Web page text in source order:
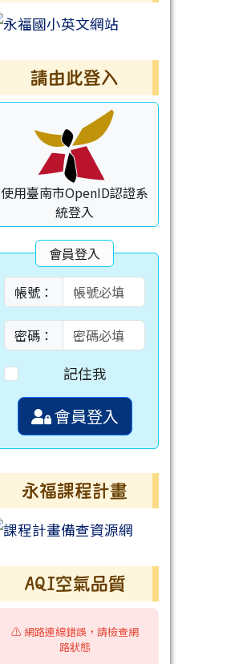
請由此登入
使用臺南市OpenID認證系
統登入
會員登入
帳號：
密碼：
記住我
會員登入
永福課程計畫
AQI空氣品質
⚠️ 網路連線錯誤，請檢查網
路狀態